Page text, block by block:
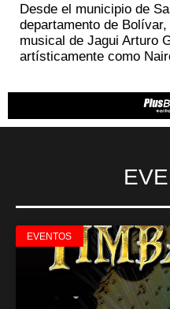
Desde el municipio de
departamento de
musical de Jagui Arturo
artísticamente como
EVENTOS